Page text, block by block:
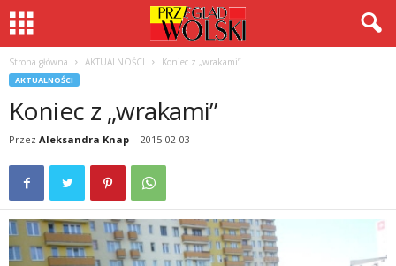
Strona główna AKTUALNOŚCI Koniec z „wrakami”
AKTUALNOŚCI
Koniec z „wrakami”
Przez Aleksandra Knap - 2015-02-03